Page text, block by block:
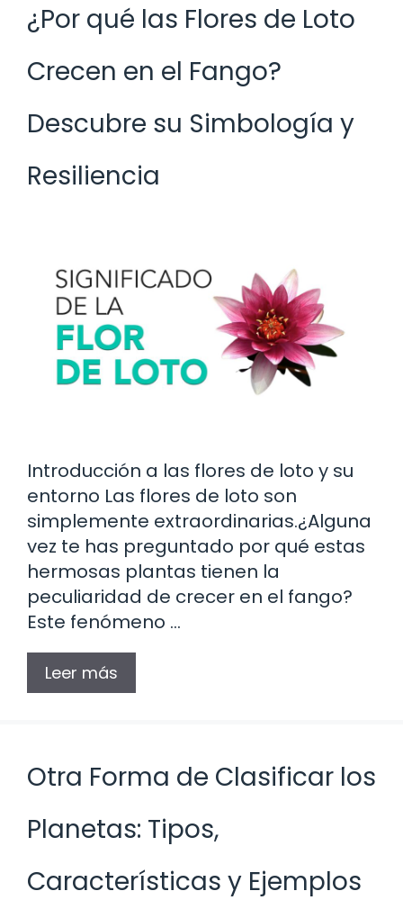
¿Por qué las Flores de Loto
Crecen en el Fango?
Descubre su Simbología y
Resiliencia
Introducción a las flores de loto y su
entorno Las flores de loto son
simplemente extraordinarias.¿Alguna
vez te has preguntado por qué estas
hermosas plantas tienen la
peculiaridad de crecer en el fango?
Este fenómeno …
Leer más
Otra Forma de Clasificar los
Planetas: Tipos,
Características y Ejemplos